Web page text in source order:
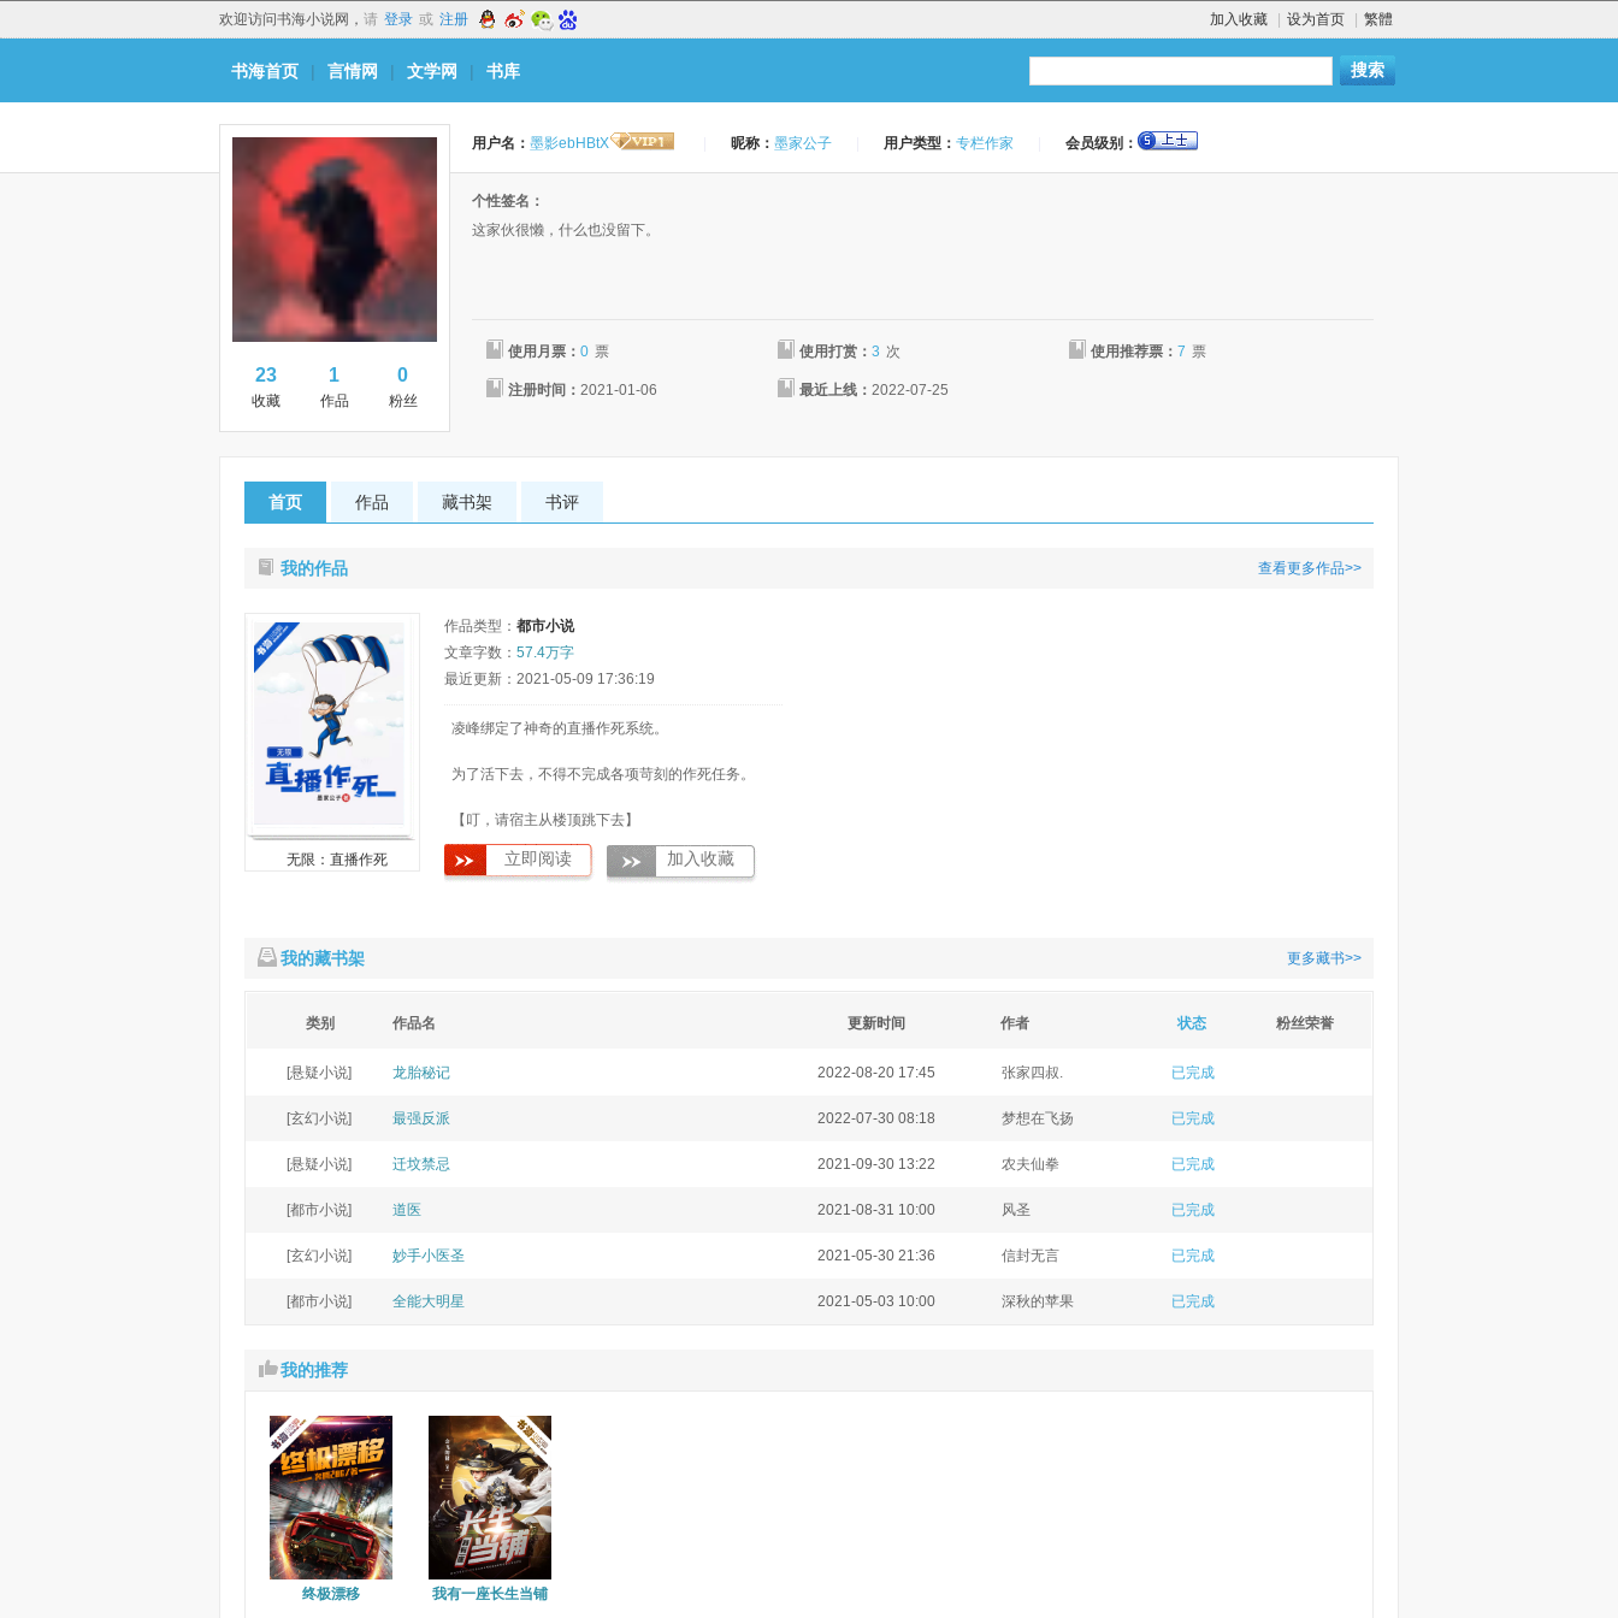
欢迎访问书海小说网， 请 登录 或 注册 加入收藏 设为首页 繁體
书海首页 | 言情网 | 文学网 | 书库
23
收藏
1
作品
0
粉丝
用户名： 墨影ebHBtX 昵称： 墨家公子 用户类型： 专栏作家 会员级别：
个性签名：
这家伙很懒，什么也没留下。
使用月票： 0 票 使用打赏：3 次 使用推荐票：7 票
注册时间： 2021-01-06 最近上线：2022-07-25
首页 作品 藏书架 书评
我的作品 查看更多作品>>
无限：直播作死
作品类型： 都市小说
文章字数： 57.4万字
最近更新：2021-05-09 17:36:19
凌峰绑定了神奇的直播作死系统。
为了活下去，不得不完成各项苛刻的作死任务。
【叮，请宿主从楼顶跳下去】
【叮，请宿主在百米高楼引体向】
立即阅读 加入收藏
我的藏书架 更多藏书>>
类别 作品名 更新时间 作者 状态 粉丝荣誉
[悬疑小说] 龙胎秘记 2022-08-20 17:45 张家四叔. 已完成
[玄幻小说] 最强反派 2022-07-30 08:18 梦想在飞扬 已完成
[悬疑小说] 迁坟禁忌 2021-09-30 13:22 农夫仙拳 已完成
[都市小说] 道医 2021-08-31 10:00 风圣 已完成
[玄幻小说] 妙手小医圣 2021-05-30 21:36 信封无言 已完成
[都市小说] 全能大明星 2021-05-03 10:00 深秋的苹果 已完成
我的推荐
终极漂移 我有一座长生当铺